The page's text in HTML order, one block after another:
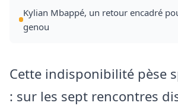
Kylian Mbappé, un retour encadré
genou
Cette indisponibilité pèse
: sur les sept rencontres